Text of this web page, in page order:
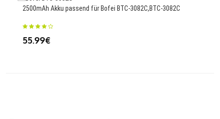
2500mAh Akku passend für Bofei BTC-3082C,BTC-3082C
55.99€